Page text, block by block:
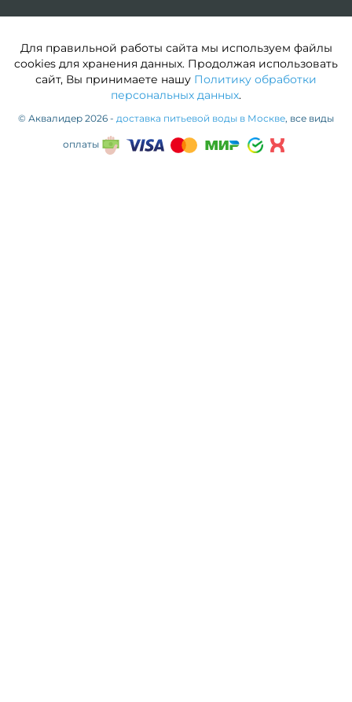
Для правильной работы сайта мы используем файлы
cookies для хранения данных. Продолжая использовать
сайт, Вы принимаете нашу Политику обработки
персональных данных.
© Аквалидер 2026 - доставка питьевой воды в Москве, все виды
оплаты